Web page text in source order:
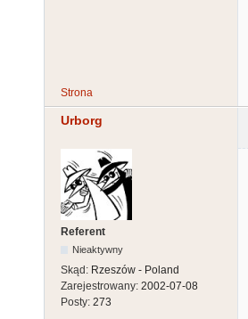
Strona
Urborg
Referent
Nieaktywny
Skąd: Rzeszów - Poland
Zarejestrowany: 2002-07-08
Posty: 273